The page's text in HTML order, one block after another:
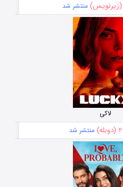
منتشر شد
لاکی
۲ (دوبله) منتشر شد